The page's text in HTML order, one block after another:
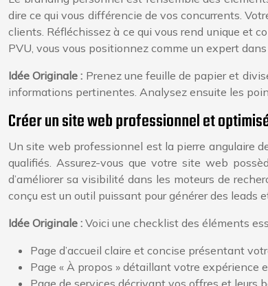
dire ce qui vous différencie de vos concurrents.
clients. Réfléchissez à ce qui vous rend unique et
PVU, vous vous positionnez comme un expert
Idée Originale : Prenez une feuille de papier et
informations pertinentes. Analysez ensuite les
Créer un site web professionnel et
Un site web professionnel est la pierre angulaire
qualifiés. Assurez-vous que votre site web
d’améliorer sa visibilité dans les moteurs de
conçu est un outil puissant pour générer des leads
Idée Originale : Voici une checklist des éléments
Page d’accueil claire et concise présentant
Page « À propos » détaillant votre expérience
Page de services décrivant vos offres et leurs